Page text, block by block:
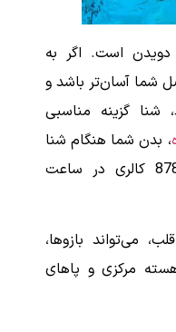
است. اگر به
شما آسان‌تر باشد و
شنا گزینه مناسبی
، بدن شما هنگام شنا
کردن، به طور متوسط 223-878 کالری در ساعت
می‌تواند بازوها،
مرکزی و پاهای